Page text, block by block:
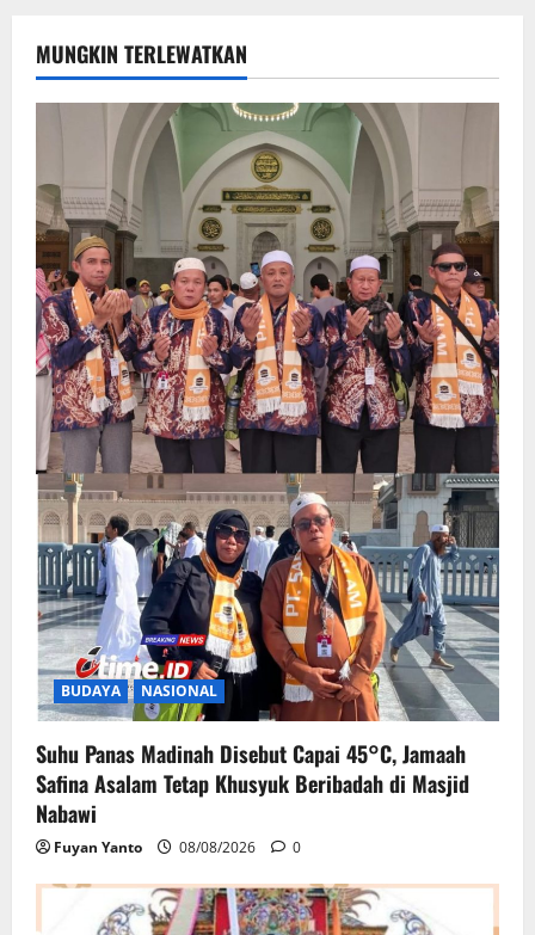
MUNGKIN TERLEWATKAN
BUDAYA NASIONAL
Suhu Panas Madinah Disebut Capai 45°C, Jamaah
Safina Asalam Tetap Khusyuk Beribadah di Masjid
Nabawi
Fuyan Yanto 08/08/2026 0